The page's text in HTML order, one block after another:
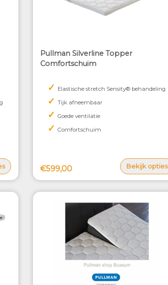
Pullman Silverline Topper
Comfortschuim
✓ Elastische stretch Sensity® behandeling
✓ Tijk afneembaar
✓ Goede ventilatie
✓ Comfortschuim
€599,00 Bekijk opties